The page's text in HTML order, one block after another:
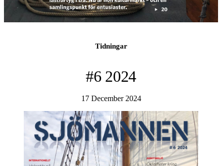
Tidningar
#6 2024
17 December 2024